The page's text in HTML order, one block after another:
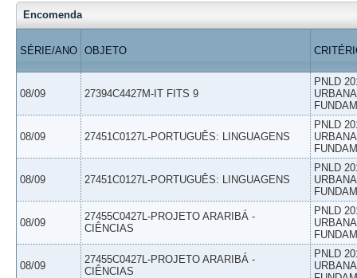
Encomenda
SÉRIE/ANO OBJETO
08/09 27394C4427M-IT FITS 9
PNLD
08/09 27451C0127L-PORTUGUÊS: LINGUAGENS
PNLD
08/09 27451C0127L-PORTUGUÊS: LINGUAGENS
PNLD
08/09
27455C0427L-PROJETO ARARIBÁ -
CIÊNCIAS
PNLD
08/09
27455C0427L-PROJETO ARARIBÁ -
CIÊNCIAS
PNLD